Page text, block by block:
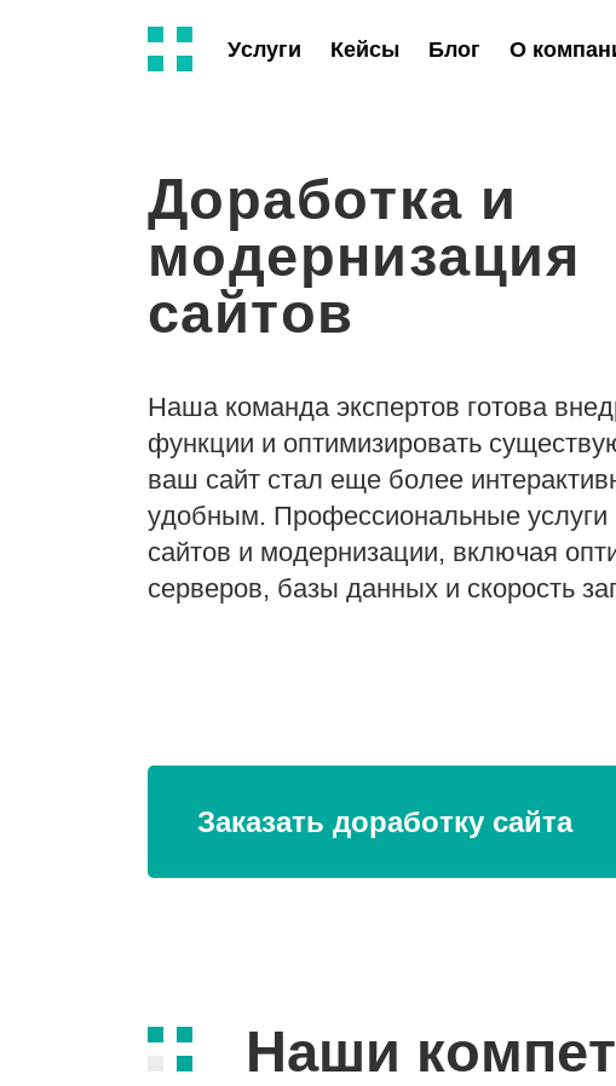
Услуги Кейсы Блог О
Доработка и
модернизация
сайтов
Наша команда экспертов готова
функции и оптимизировать
ваш сайт стал еще более
удобным. Профессиональные услуги
сайтов и модернизации, включая
серверов, базы данных и скорость
Заказать доработку сайта
Наши